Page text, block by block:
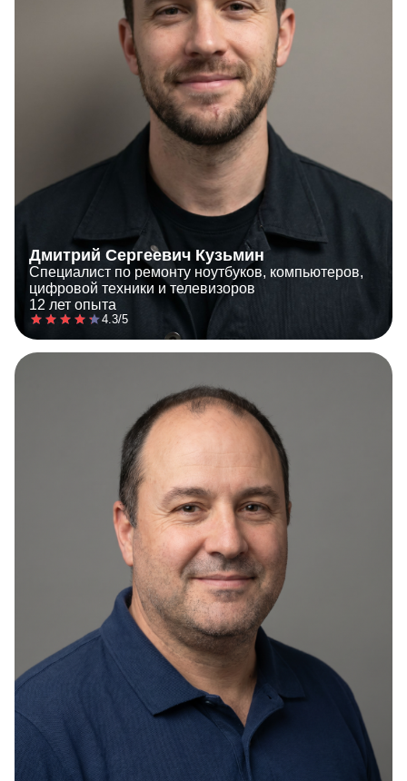
Дмитрий Сергеевич Кузьмин
Специалист по ремонту ноутбуков, компьютеров,
цифровой техники и телевизоров
12 лет опыта
4.3/5